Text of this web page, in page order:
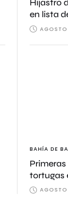
Hijastro
en lista
BAHÍA DE
tortugas